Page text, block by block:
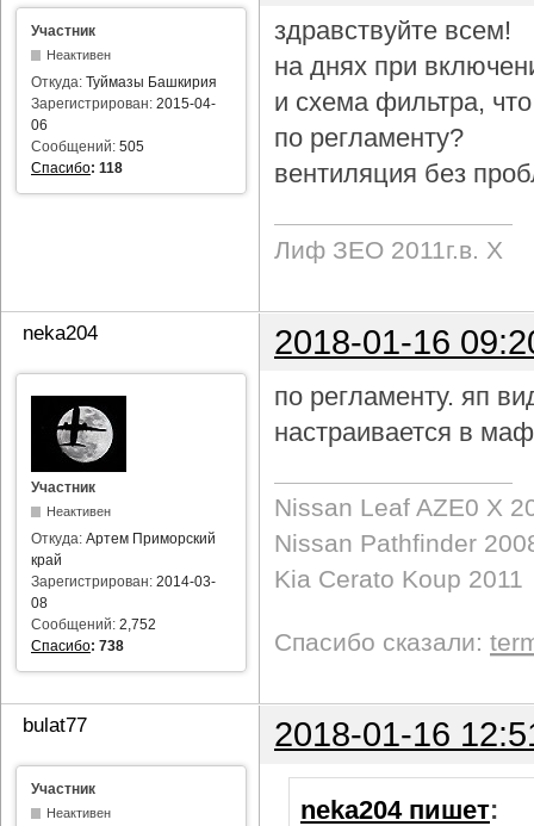
Участник
Неактивен
Откуда: Туймазы Башкирия
Зарегистрирован: 2015-04-
06
Сообщений: 505
Спасибо: 118
здравствуйте всем!
на днях при
и схема фильтра,
по регламенту?
вентиляция без
Лиф ЗЕО 2011г.в. Х
neka204 2018-01-16
Участник
Неактивен
Откуда: Артем Приморский
край
Зарегистрирован: 2014-03-
08
Сообщений: 2,752
Спасибо: 738
по регламенту. яп
настраивается в
Nissan Leaf AZE0 X
Nissan Pathfinder
Kia Cerato Koup 2011
Спасибо сказали:
bulat77 2018-01-16
Участник
Неактивен neka204 пишет: